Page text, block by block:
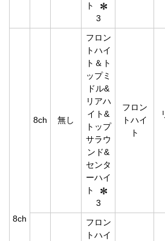
ト
3
8ch
8ch 無し
フロン
トハイ
ト＆ト
ップミ
ドル&
リアハ
イト&
トップ
サラウ
ンド&
センタ
ーハイ
ト
3
フロン
トハイ
ト
フロン
トハイ